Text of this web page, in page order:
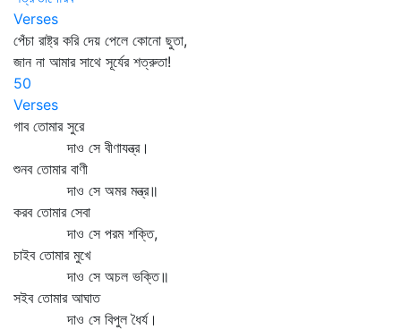
Verses
পেঁচা রাষ্ট্র করি দেয় পেলে কোনো ছুতা,
জান না আমার সাথে সূর্যের শত্রুতা!
50
Verses
গাব তোমার সুরে
দাও সে বীণাযন্ত্র।
শুনব তোমার বাণী
দাও সে অমর মন্ত্র॥
করব তোমার সেবা
দাও সে পরম শক্তি,
চাইব তোমার মুখে
দাও সে অচল ভক্তি॥
সইব তোমার আঘাত
দাও সে বিপুল ধৈর্য।